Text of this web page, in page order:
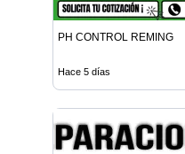
PH CONTROL REMING
Hace 5 días